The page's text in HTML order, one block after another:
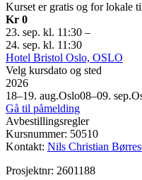
Kurset er gratis og for lokale
Kr 0
23. sep. kl. 11:30 –
24. sep. kl. 11:30
Hotel Bristol Oslo, OSLO
Velg kursdato og sted
2026
18–19. aug.Oslo08–09. sep.
Gå til påmelding
Avbestillingsregler
Kursnummer: 50510
Kontakt: Nils Christian
Prosjektnr: 2601188